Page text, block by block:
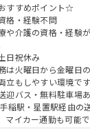
すすめポイント☆
格・経験不問
や介護の資格・経験
日祝休み
は火曜日から金曜日
立もしやすい環境です
迎バス・無料駐車場
稲駅・星置駅経由の
マイカー通勤も可能で